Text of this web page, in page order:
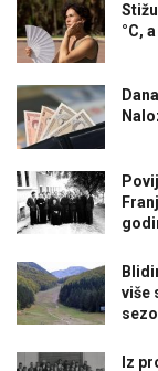
°C,
više
Iz